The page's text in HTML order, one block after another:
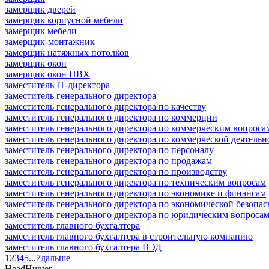
замерщик дверей
замерщик корпусной мебели
замерщик мебели
замерщик-монтажник
замерщик натяжных потолков
замерщик окон
замерщик окон ПВХ
заместитель IT-директора
заместитель генерального директора
заместитель генерального директора по качеству
заместитель генерального директора по коммерции
заместитель генерального директора по коммерческим
заместитель генерального директора по коммерческой
заместитель генерального директора по персоналу
заместитель генерального директора по продажам
заместитель генерального директора по производству
заместитель генерального директора по техническим вопросам
заместитель генерального директора по экономике и финансам
заместитель генерального директора по экономической
заместитель генерального директора по юридическим вопросам
заместитель главного бухгалтера
заместитель главного бухгалтера в строительную компанию
заместитель главного бухгалтера ВЭД
1 2345...7дальше